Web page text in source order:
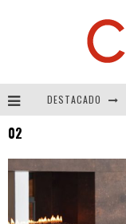
DESTACADO
02